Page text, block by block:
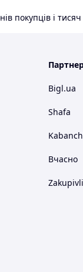
покупців і
Bigl.ua
Shafa
Вчасно